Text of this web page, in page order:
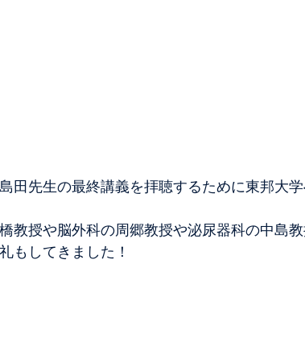
田先生の最終講義を拝聴するために東邦大
教授や脳外科の周郷教授や泌尿器科の中島
もしてきました！